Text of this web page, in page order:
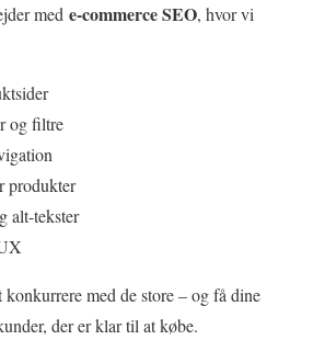
med e-commerce SEO, hvor vi
og filtre
produkter
alt-tekster
med de store – og få dine
der er klar til at købe.